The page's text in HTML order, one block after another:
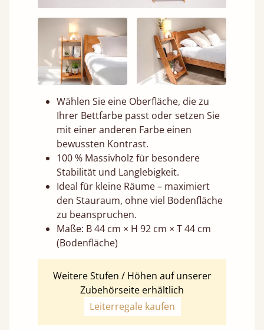
Wählen Sie eine Oberfläche, die zu
Ihrer Bettfarbe passt oder setzen Sie
mit einer anderen Farbe einen
bewussten Kontrast.
100 % Massivholz für besondere
Stabilität und Langlebigkeit.
Ideal für kleine Räume – maximiert
den Stauraum, ohne viel Bodenfläche
zu beanspruchen.
Maße: B 44 cm × H 92 cm × T 44 cm
(Bodenfläche)
Weitere Stufen / Höhen auf unserer
Zubehörseite erhältlich
Leiterregale kaufen